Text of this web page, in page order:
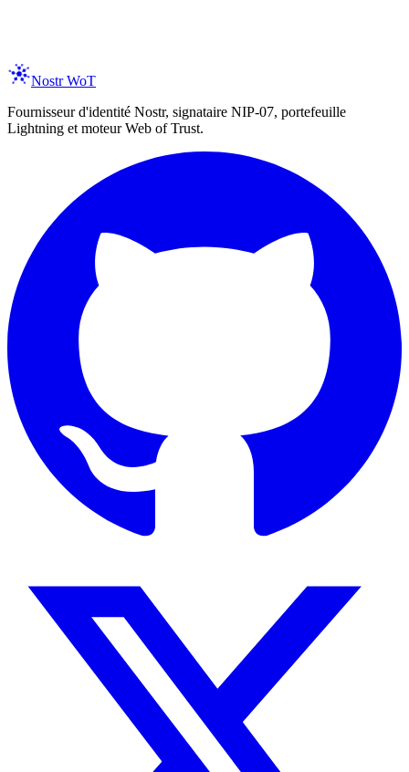
Nostr WoT
Fournisseur d'identité Nostr, signataire NIP-07, portefeuille
Lightning et moteur Web of Trust.